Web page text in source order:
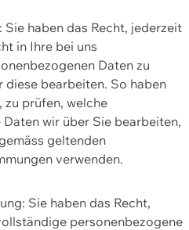
Sie haben das Recht, jederzeit
in Ihre bei uns
Daten zu
diese bearbeiten. So haben
zu prüfen, welche
wir über Sie bearbeiten,
geltenden
verwenden.
Sie haben das Recht,
personenbezogene